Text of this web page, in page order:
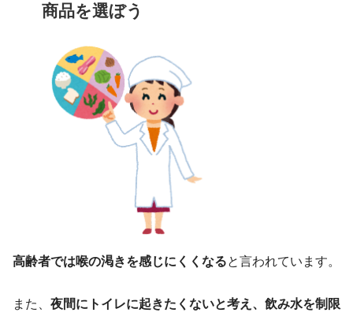
商品を選ぼう
高齢者では喉の渇きを感じにくくなると言われています。
また、 夜間にトイレに起きたくないと考え、飲み水を制限